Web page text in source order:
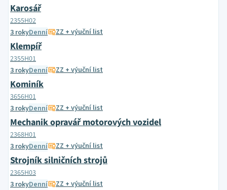
Karosář
2355H02
3 rokyDenní ZZ + výuční list
Klempíř
2355H01
3 rokyDenní ZZ + výuční list
Kominík
3656H01
3 rokyDenní ZZ + výuční list
Mechanik opravář motorových vozidel
2368H01
3 rokyDenní ZZ + výuční list
Strojník silničních strojů
2365H03
3 rokyDenní ZZ + výuční list